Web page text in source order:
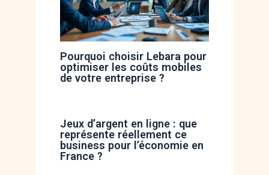
Pourquoi choisir Lebara pour
optimiser les coûts mobiles
de votre entreprise ?
Jeux d’argent en ligne : que
représente réellement ce
business pour l’économie en
France ?